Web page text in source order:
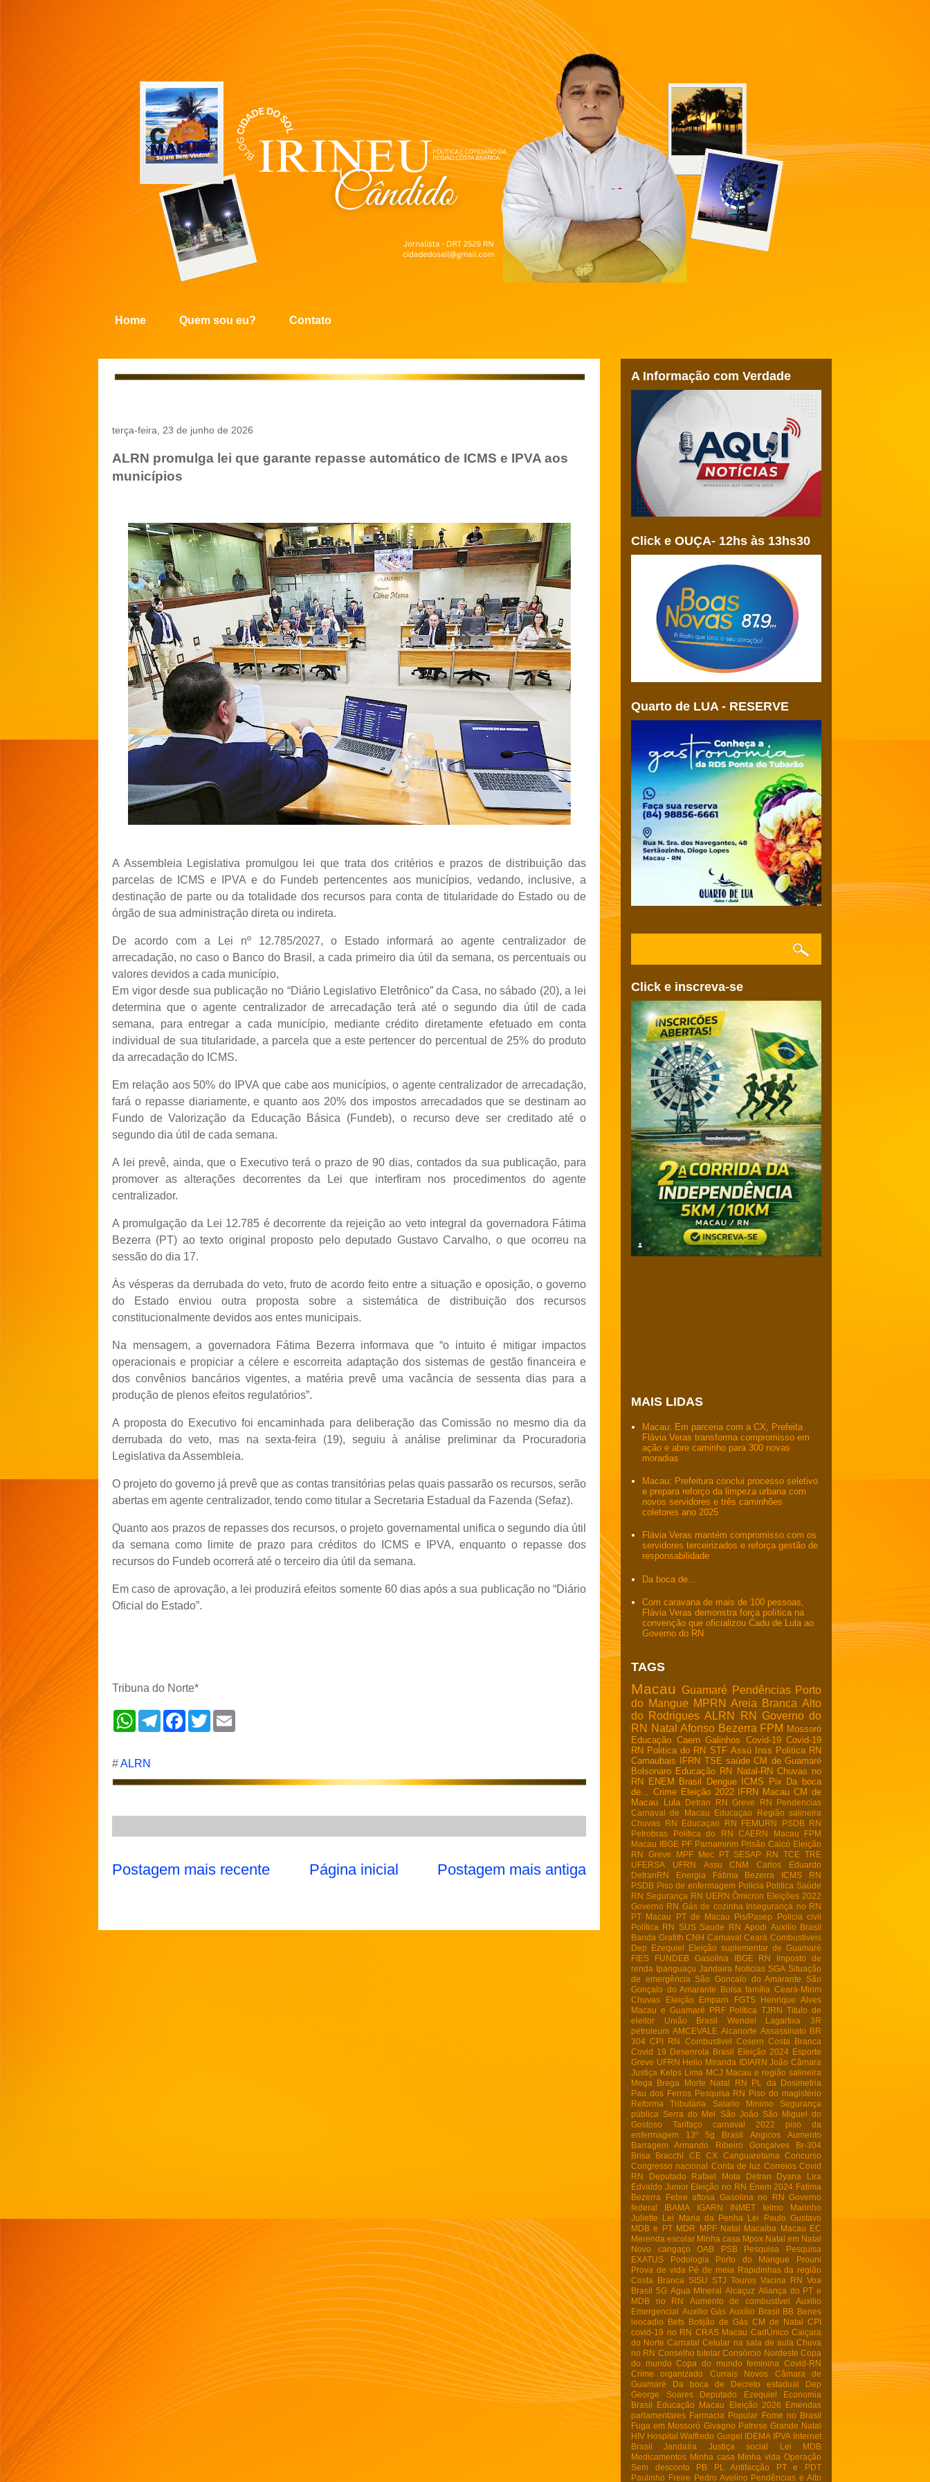
Home Quem sou eu? Contato
terça-feira, 23 de junho de 2026
ALRN promulga lei que garante repasse automático de ICMS e IPVA aos
municípios
A Assembleia Legislativa promulgou lei que trata dos critérios e prazos de distribuição das
parcelas de ICMS e IPVA e do Fundeb pertencentes aos municípios, vedando, inclusive, a
destinação de parte ou da totalidade dos recursos para conta de titularidade do Estado ou de
órgão de sua administração direta ou indireta.
De acordo com a Lei nº 12.785/2027, o Estado informará ao agente centralizador de
arrecadação, no caso o Banco do Brasil, a cada primeiro dia útil da semana, os percentuais ou
valores devidos a cada município,
Em vigor desde sua publicação no “Diário Legislativo Eletrônico” da Casa, no sábado (20), a lei
determina que o agente centralizador de arrecadação terá até o segundo dia útil de cada
semana, para entregar a cada município, mediante crédito diretamente efetuado em conta
individual de sua titularidade, a parcela que a este pertencer do percentual de 25% do produto
da arrecadação do ICMS.
Em relação aos 50% do IPVA que cabe aos municípios, o agente centralizador de arrecadação,
fará o repasse diariamente, e quanto aos 20% dos impostos arrecadados que se destinam ao
Fundo de Valorização da Educação Básica (Fundeb), o recurso deve ser creditado até o
segundo dia útil de cada semana.
A lei prevê, ainda, que o Executivo terá o prazo de 90 dias, contados da sua publicação, para
promover as alterações decorrentes da Lei que interfiram nos procedimentos do agente
centralizador.
A promulgação da Lei 12.785 é decorrente da rejeição ao veto integral da governadora Fátima
Bezerra (PT) ao texto original proposto pelo deputado Gustavo Carvalho, o que ocorreu na
sessão do dia 17.
Às vésperas da derrubada do veto, fruto de acordo feito entre a situação e oposição, o governo
do Estado enviou outra proposta sobre a sistemática de distribuição dos recursos
constitucionalmente devidos aos entes municipais.
Na mensagem, a governadora Fátima Bezerra informava que “o intuito é mitigar impactos
operacionais e propiciar a célere e escorreita adaptação dos sistemas de gestão financeira e
dos convênios bancários vigentes, a matéria prevê uma vacância de sessenta dias para a
produção de plenos efeitos regulatórios”.
A proposta do Executivo foi encaminhada para deliberação das Comissão no mesmo dia da
derrubada do veto, mas na sexta-feira (19), seguiu à análise preliminar da Procuradoria
Legislativa da Assembleia.
O projeto do governo já prevê que as contas transitórias pelas quais passarão os recursos, serão
abertas em agente centralizador, tendo como titular a Secretaria Estadual da Fazenda (Sefaz).
Quanto aos prazos de repasses dos recursos, o projeto governamental unifica o segundo dia útil
da semana como limite de prazo para créditos do ICMS e IPVA, enquanto o repasse dos
recursos do Fundeb ocorrerá até o terceiro dia útil da semana.
Em caso de aprovação, a lei produzirá efeitos somente 60 dias após a sua publicação no “Diário
Oficial do Estado”.
Tribuna do Norte*
W
s
A
p
T
e
a
F
a
o
T
w
r
#ALRN
Postagem mais recente Postagem mais antiga
Página inicial
A Informação com Verdade
Click e OUÇA- 12hs às 13hs30
Quarto de LUA - RESERVE
Click e inscreva-se
MAIS LIDAS
Macau: Em parceria com a CX, Prefeita
Flávia Veras transforma compromisso em
ação e abre caminho para 300 novas
moradias
Macau: Prefeitura conclui processo seletivo
e prepara reforço da limpeza urbana com
novos servidores e três caminhões
coletores ano 2025
Flávia Veras mantém compromisso com os
servidores terceirizados e reforça gestão de
responsabilidade
Da boca de...
Com caravana de mais de 100 pessoas,
Flávia Veras demonstra força política na
convenção que oficializou Cadu de Lula ao
Governo do RN
TAGS
Macau Guamaré Pendências Porto
do Mangue MPRN Areia Branca Alto
do Rodrigues ALRN RN
Governo do
RN Natal Afonso Bezerra FPM Mossoró
Educação Caern Galinhos Covid-19 Covid-19
RN Politica do RN STF Assú Inss Politica RN
Carnaubais
IFRN TSE saúde CM de Guamaré
Bolsonaro Educação RN Natal-RN Chuvas no
RN
ENEM Brasil Dengue ICMS Pix Da boca
de...
Crime Eleição 2022 IFRN Macau CM de
Macau
Lula Detran RN Greve RN
Pendencias
Carnaval de Macau
Educaçao
Região salineira
Chuvas RN
Educaçao RN FEMURN
PSDB RN
Petrobras
Política do RN CAERN Macau
FPM
Macau IBGE PF Parnamirim Prisão Caicó Eleição
RN
Greve MPF Mec PT SESAP RN TCE TRE
UFERSA
UFRN Assu CNM
Carlos Eduardo
DetranRN
Energia Fátima Bezerra
ICMS RN
PSDB Piso de enfermagem Policia Politica Saúde
RN Segurança RN UERN Ômicron Eleições 2022
Governo RN Gás de cozinha Insegurança no RN
PT Macau
PT de Macau Pis/Pasep
Policia civil
Política RN
SUS Saude RN Apodi Auxilio Brasil
Banda Grafith CNH Carnaval Ceará Combustiveis
Dep Ezequiel
Eleição suplementar de Guamaré
FIES
FUNDEB Gasolina IBGE RN
Imposto de
renda Ipanguaçu Jandaira Notícias SGA Situação
de emergência
São Goncalo do Amarante
São
Gonçalo do Amarante
Bolsa família Ceará-Mirim
Chuvas
Eleição Emparn FGTS
Henrique Alves
Macau e Guamaré
PRF Política TJRN Titulo de
eleitor
União Brasil Wendel Lagartixa
3R
petroleum AMCEVALE Alcanorte Assassinato BR
304 CPI RN Combustivel Cosern Costa Branca
Covid 19 Desenrola Brasil Eleição 2024 Esporte
Greve UFRN Helio Miranda IDIARN João Câmara
Justiça Kelps Lima MCJ Macau e região salineira
Mega Brega
Morte Natal RN
PL da Dosimetria
Pau dos Ferros Pesquisa RN Piso do magistério
Reforma Tributária
Salario Minimo
Segurança
pública
Serra do Mel São João
São Miguel do
Gostoso
Tarifaço carnaval 2022
piso da
enfermagem
13º 5g Brasil Angicos
Aumento
Barragem Armando Ribeiro Gonçalves
Br-304
Brisa Bracchi
CE CX Canguaretama
Concurso
Congresso nacional Conta de luz Correios Covid
RN
Deputado Rafael Mota Detran
Dyana Lira
Edvaldo Junior Eleição no RN Enem 2024 Fatima
Bezerra
Febre aftosa Gasolina no RN Governo
federal
IBAMA IGARN INMET
Ielmo Marinho
Juliette
Lei Maria da Penha
Lei Paulo Gustavo
MDB e PT MDR MPF Natal Macaiba
Macau EC
Merenda escolar Minha casa Mpox Natal em Natal
Novo cangaço
OAB PSB Pesquisa
Pesquisa
EXATUS
Podologia Porto do Mangue
Prouni
Prova de vida Pé de meia Rapidinhas da região
Costa Branca
SISU STJ Touros Vacina RN Voa
Brasil 5G Agua MIneral Alcaçuz Aliança do PT e
MDB no RN
Aumento de combustível
Auxilio
Emergencial Auxilio Gás Auxílio Brasil BB Benes
leocadio
Bets Botijão de Gás CM de Natal CPI
covid-19 no RN CRAS Macau CadÚnico Caiçara
do Norte Carnatal Celular na sala de aula Chuva
no RN Conselho tutelar Consórcio Nordeste Copa
do mundo Copa do mundo feminina
Covid-RN
Crime organizado
Currais Novos
Câmara de
Guamaré
Da boca de Decreto estadual
Dep
George Soares
Deputado Ezequiel
Economia
Brasil
Educação Macau Eleição 2026
Emendas
parlamentares Farmacia Popular Fome no Brasil
Fuga em Mossoró Givagno Patrese Grande Natal
HIV Hospital Walfredo Gurgel IDEMA IPVA Internet
Brasil
Jandaíra Justiça social Lei
MDB
Medicamentos Minha casa Minha vida Operação
Sem desconto
PB PL Antifacção
PT e PDT
Paulinho Freire Pedro Avelino Pendências e Alto